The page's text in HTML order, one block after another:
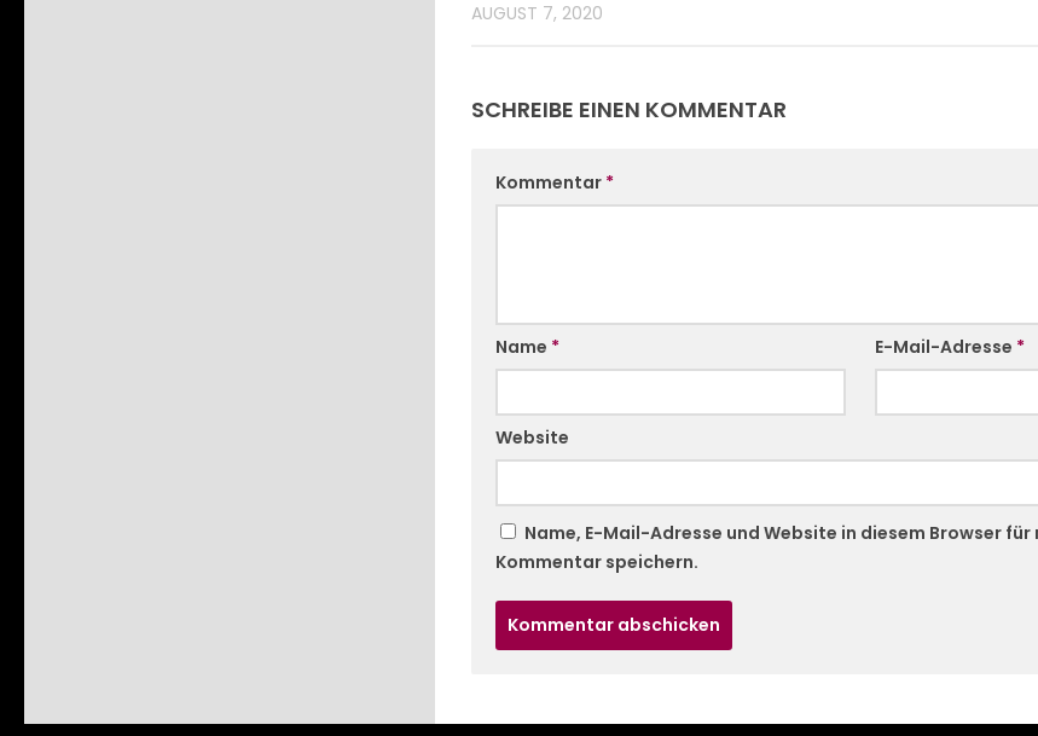
AUGUST 7, 2020
SCHREIBE EINEN KOMMENTAR
Kommentar *
Name * E-Mail-Adresse *
Website
Name, E-Mail-Adresse und Website in diesem Browser
Kommentar speichern.